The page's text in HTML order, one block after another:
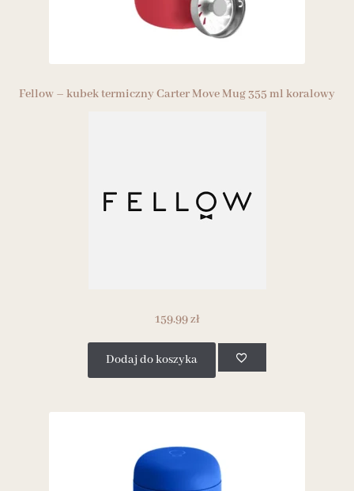
Fellow – kubek termiczny Carter Move Mug 355 ml koralowy
159.99zł
Dodaj do koszyka